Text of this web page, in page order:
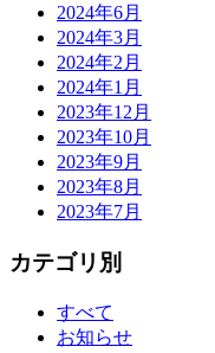
2024年6月
2024年3月
2024年2月
2024年1月
2023年12月
2023年10月
2023年9月
2023年8月
2023年7月
カテゴリ別
すべて
お知らせ